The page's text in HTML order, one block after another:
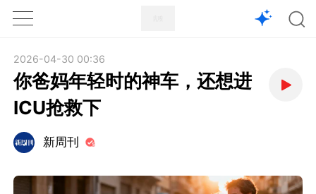
1X
2026-04-30 00:36
你爸妈年轻时的神车，还想进
ICU抢救下
新周刊